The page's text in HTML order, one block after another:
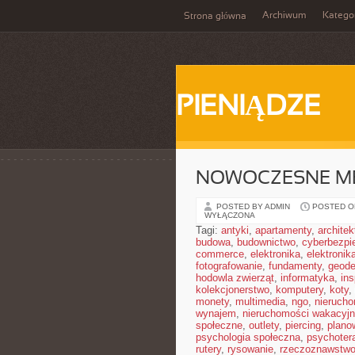
Strona główna Archiwum
PIENIĄDZE
NOWOCZESNE
POSTED BY ADMIN POSTED
WYŁĄCZONA
Tagi: antyki, apartamenty,
budowa, budownictwo,
commerce, elektronika,
fotografowanie, fundamenty,
hodowla zwierząt, informatyka,
kolekcjonerstwo, komputery, koty,
monety, multimedia, ngo,
wynajem, nieruchomości
społeczne, outlety, piercing,
psychologia społeczna,
rutery, rysowanie, rzeczoznawstwo